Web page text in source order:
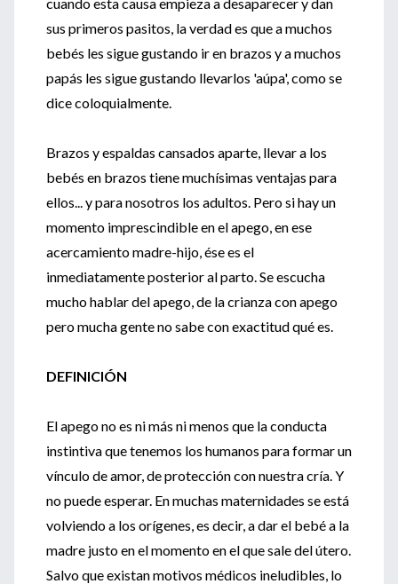
sus primeros pasitos, la verdad es que a muchos
bebés les sigue gustando ir en brazos y a muchos
papás les sigue gustando llevarlos 'aúpa', como se
dice coloquialmente.
Brazos y espaldas cansados aparte, llevar a los
bebés en brazos tiene muchísimas ventajas para
ellos... y para nosotros los adultos. Pero si hay un
momento imprescindible en el apego, en ese
acercamiento madre-hijo, ése es el
inmediatamente posterior al parto. Se escucha
mucho hablar del apego, de la crianza con apego
pero mucha gente no sabe con exactitud qué es.
DEFINICIÓN
El apego no es ni más ni menos que la conducta
instintiva que tenemos los humanos para formar un
vínculo de amor, de protección con nuestra cría. Y
no puede esperar. En muchas maternidades se está
volviendo a los orígenes, es decir, a dar el bebé a la
madre justo en el momento en el que sale del útero.
Salvo que existan motivos médicos ineludibles, lo